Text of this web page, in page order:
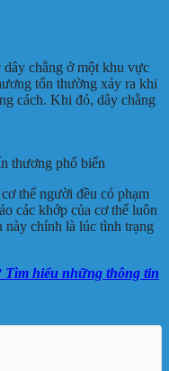
chằng ở một khu vực
tổn thường xảy ra khi
cách. Khi đó, dây chằng
thương phổ biến
thể người đều có phạm
các khớp của cơ thể luôn
chính là lúc tình trạng
Tìm hiểu những thông tin